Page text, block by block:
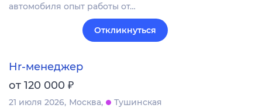
автомобиля опыт работы от…
Откликнуться
Hr-менеджер
от 120 000 ₽
21 июля 2026 Москва
Тушинская